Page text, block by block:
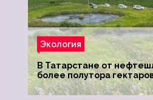
Экология
В Татарстане от
более полутора